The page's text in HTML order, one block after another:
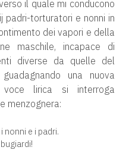
il quale mi conducono
padri-torturatori e nonni in
dei vapori e della
maschile, incapace di
diverse da quelle del
una nuova
lirica si interroga
menzognera:
nonni e i padri.